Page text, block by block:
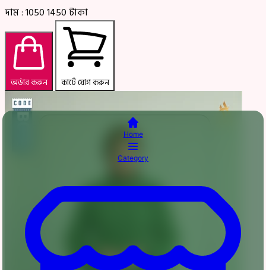
দাম :10501450টাকা
অর্ডার করুন কার্টে যোগ করুন
Home
Category